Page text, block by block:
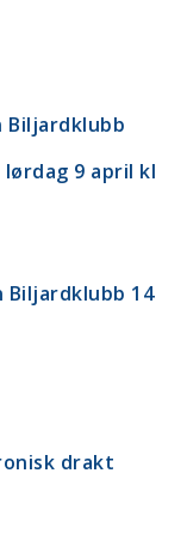
9 april kl
14
drakt